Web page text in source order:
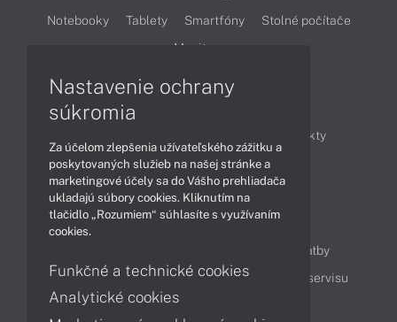
Notebooky Tablety Smartfóny
Stolné počítače
Monitory
Produkty
Technológie
Videá
Obsah
Možnosti doručenia a platby
Podpora a servis
Servisné služby Cenník servisu
Nastavenie ochrany
súkromia
Za účelom zlepšenia užívateľského zážitku a
poskytovaných služieb na našej stránke a
marketingové účely sa do Vášho prehliadača
ukladajú súbory cookies. Kliknutím na
tlačidlo „Rozumiem“ súhlasíte s využívaním
cookies.
Funkčné a technické cookies
Analytické cookies